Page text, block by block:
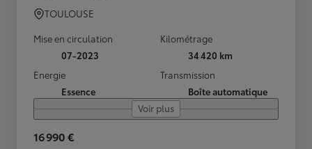
TOULOUSE
Mise en circulation
07-2023
Kilométrage
34 420 km
Energie
Essence
Transmission
Boîte automatique
Voir plus
16 990 €